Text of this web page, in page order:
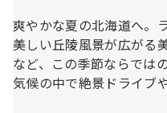
爽やかな夏の北海道へ。
美しい丘陵風景が広がる
など、この季節ならでは
気候の中で絶景ドライブ